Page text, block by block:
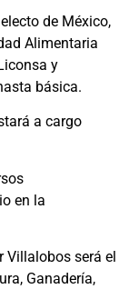
de México,
Alimentaria
y
básica.
a cargo
en la
será el
Ganadería,